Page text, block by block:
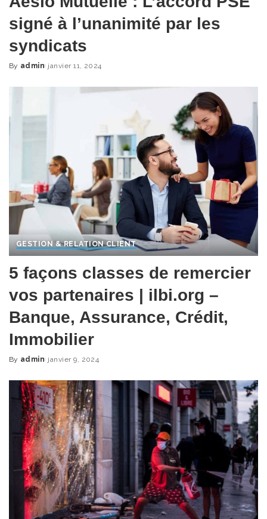
signé à l’unanimité par les
syndicats
Posted
By admin janvier 11, 2024
GESTION & RELATION CLIENT
5 façons classes de remercier
vos partenaires | ilbi.org –
Banque, Assurance, Crédit,
Immobilier
Posted
By admin janvier 9, 2024